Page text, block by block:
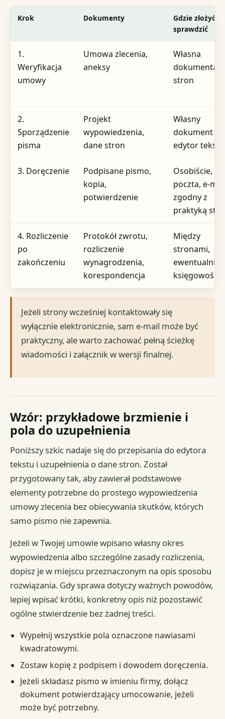
Krok Dokumenty
Gdzie złożyć
sprawdzić
1.
Weryfikacja
umowy
Umowa zlecenia,
aneksy
Własna
stron
2.
Sporządzenie
pisma
Projekt
wypowiedzenia,
dane stron
Własny
dokument
edytor tekstu
3. Doręczenie
Podpisane pismo,
kopia,
potwierdzenie
Osobiście,
poczta, e-
zgodny z
praktyką
4. Rozliczenie
po
zakończeniu
Protokół zwrotu,
rozliczenie
wynagrodzenia,
korespondencja
Między
stronami,
ewentualnie
księgowość
Jeżeli strony wcześniej kontaktowały się
wyłącznie elektronicznie, sam e-mail może być
praktyczny, ale warto zachować pełną ścieżkę
wiadomości i załącznik w wersji finalnej.
Wzór: przykładowe brzmienie i
pola do uzupełnienia
Poniższy szkic nadaje się do przepisania do edytora
tekstu i uzupełnienia o dane stron. Został
przygotowany tak, aby zawierał podstawowe
elementy potrzebne do prostego wypowiedzenia
umowy zlecenia bez obiecywania skutków, których
samo pismo nie zapewnia.
Jeżeli w Twojej umowie wpisano własny okres
wypowiedzenia albo szczególne zasady rozliczenia,
dopisz je w miejscu przeznaczonym na opis sposobu
rozwiązania. Gdy sprawa dotyczy ważnych powodów,
lepiej wpisać krótki, konkretny opis niż pozostawić
ogólne stwierdzenie bez żadnej treści.
Wypełnij wszystkie pola oznaczone nawiasami
kwadratowymi.
Zostaw kopię z podpisem i dowodem doręczenia.
Jeżeli składasz pismo w imieniu firmy, dołącz
dokument potwierdzający umocowanie, jeżeli
może być potrzebny.